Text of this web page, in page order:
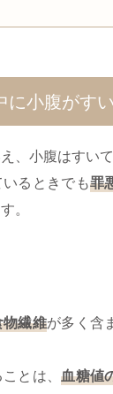
に小腹がす
、小腹はすいて
るときでも罪
。
物繊維が多く含
とは、血糖値